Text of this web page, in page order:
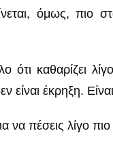
όμως, πιο
ότι καθαρίζει
είναι έκρηξη.
να πέσεις λίγο